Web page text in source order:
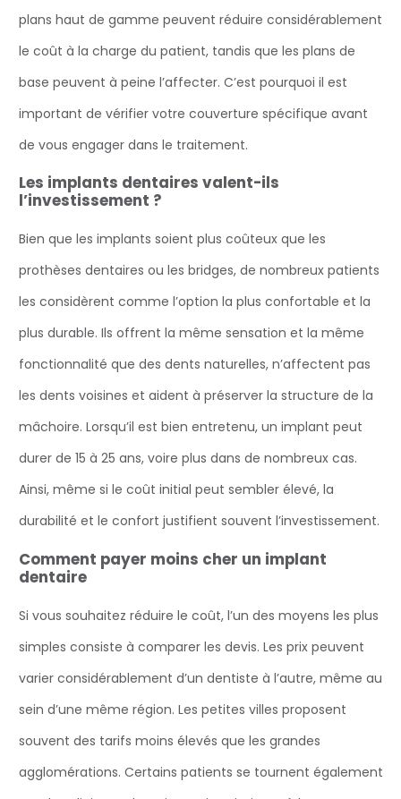
plans haut de gamme peuvent réduire considérablement
le coût à la charge du patient, tandis que les plans de
base peuvent à peine l’affecter. C’est pourquoi il est
important de vérifier votre couverture spécifique avant
de vous engager dans le traitement.
Les implants dentaires valent-ils
l’investissement ?
Bien que les implants soient plus coûteux que les
prothèses dentaires ou les bridges, de nombreux patients
les considèrent comme l’option la plus confortable et la
plus durable. Ils offrent la même sensation et la même
fonctionnalité que des dents naturelles, n’affectent pas
les dents voisines et aident à préserver la structure de la
mâchoire. Lorsqu’il est bien entretenu, un implant peut
durer de 15 à 25 ans, voire plus dans de nombreux cas.
Ainsi, même si le coût initial peut sembler élevé, la
durabilité et le confort justifient souvent l’investissement.
Comment payer moins cher un implant
dentaire
Si vous souhaitez réduire le coût, l’un des moyens les plus
simples consiste à comparer les devis. Les prix peuvent
varier considérablement d’un dentiste à l’autre, même au
sein d’une même région. Les petites villes proposent
souvent des tarifs moins élevés que les grandes
agglomérations. Certains patients se tournent également